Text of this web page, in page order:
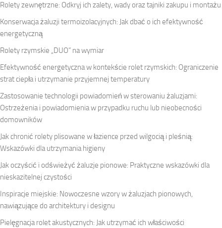
Rolety zewnętrzne: Odkryj ich zalety, wady oraz tajniki zakupu i montażu
Konserwacja żaluzji termoizolacyjnych: Jak dbać o ich efektywność
energetyczną
Rolety rzymskie „DUO” na wymiar
Efektywność energetyczna w kontekście rolet rzymskich: Ograniczenie
strat ciepła i utrzymanie przyjemnej temperatury
Zastosowanie technologii powiadomień w sterowaniu żaluzjami:
Ostrzeżenia i powiadomienia w przypadku ruchu lub nieobecności
domowników
Jak chronić rolety plisowane w łazience przed wilgocią i pleśnią:
Wskazówki dla utrzymania higieny
Jak oczyścić i odświeżyć żaluzje pionowe: Praktyczne wskazówki dla
nieskazitelnej czystości
Inspiracje miejskie: Nowoczesne wzory w żaluzjach pionowych,
nawiązujące do architektury i designu
Pielęgnacja rolet akustycznych: Jak utrzymać ich właściwości